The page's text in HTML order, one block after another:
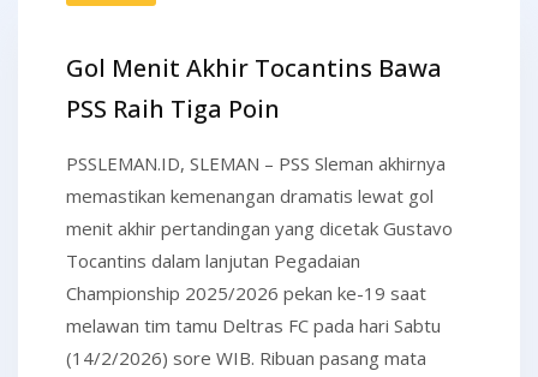
Gol Menit Akhir Tocantins Bawa
PSS Raih Tiga Poin
PSSLEMAN.ID, SLEMAN – PSS Sleman akhirnya
memastikan kemenangan dramatis lewat gol
menit akhir pertandingan yang dicetak Gustavo
Tocantins dalam lanjutan Pegadaian
Championship 2025/2026 pekan ke-19 saat
melawan tim tamu Deltras FC pada hari Sabtu
(14/2/2026) sore WIB. Ribuan pasang mata